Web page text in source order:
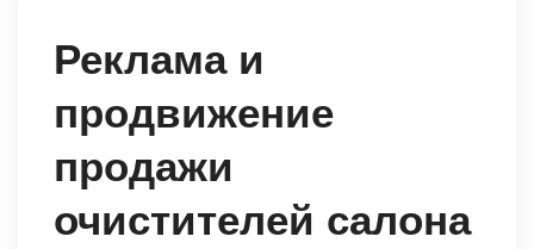
Реклама и
продвижение
продажи
очистителей салона